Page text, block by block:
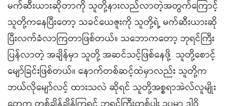
မက်ဆီးယားဆိုတာကို သူတို့နားလည်လာတဲ့အတွက်ကြောင့်
သူတို့ကနေပြီးတော့ သခင်ယေဇူးကို သူတို့ရဲ့ မက်ဆီးယားဆို
ပြီးလက်ခံလာကြတာဖြစ်တယ်။ သဘောကတော့ ဘုရင်ကြီး
ပြန်လာတဲ့ အချိန်မှာ သူတို့ အဆင်သင့်ဖြစ်နေဖို့ သူတို့စောင့်
မျော်ခြင်းဖြစ်တယ်။ နောက်တစ်ဆင့်ထဲမှာလည်း သူတို့က
ဘယ်လိုမျော်လင့် ထားသလဲ ဆိုရင် သူတို့အစ္စရာအဲလ်လူမျိုး